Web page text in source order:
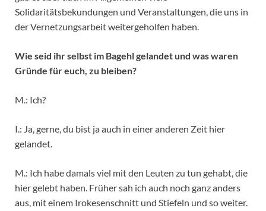
Solidaritätsbekundungen und Veranstaltungen, die uns in
der Vernetzungsarbeit weitergeholfen haben.
Wie seid ihr selbst im Bagehl gelandet und was waren
Gründe für euch, zu bleiben?
M.: Ich?
I.: Ja, gerne, du bist ja auch in einer anderen Zeit hier
gelandet.
M.: Ich habe damals viel mit den Leuten zu tun gehabt, die
hier gelebt haben. Früher sah ich auch noch ganz anders
aus, mit einem Irokesenschnitt und Stiefeln und so weiter.